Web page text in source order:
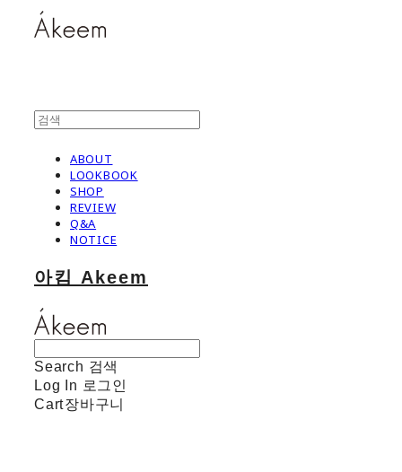
ABOUT
LOOKBOOK
SHOP
REVIEW
Q&A
NOTICE
아킴 Akeem
Search 검색
Log In 로그인
Cart장바구니